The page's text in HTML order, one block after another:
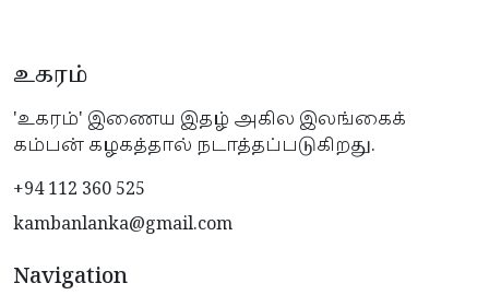
உகரம்
'உகரம்' இணைய இதழ் அகில இலங்கைக்
கம்பன் கழகத்தால் நடாத்தப்படுகிறது.
+94 112 360 525
kambanlanka@gmail.com
Navigation